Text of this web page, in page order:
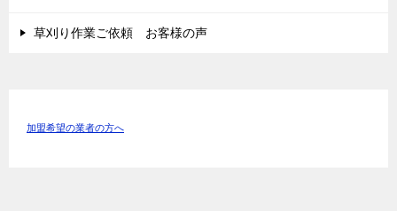
草刈り作業ご依頼 お客様の声
加盟希望の業者の方へ